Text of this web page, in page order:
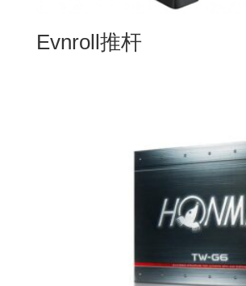
Evnroll推杆